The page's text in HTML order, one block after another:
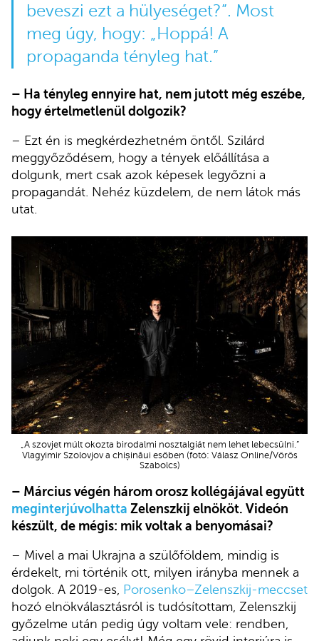
beveszi ezt a hülyeséget?”. Most
meg úgy, hogy: „Hoppá! A
propaganda tényleg hat.”
– Ha tényleg ennyire hat, nem jutott még eszébe,
hogy értelmetlenül dolgozik?
– Ezt én is megkérdezhetném öntől. Szilárd
meggyőződésem, hogy a tények előállítása a
dolgunk, mert csak azok képesek legyőzni a
propagandát. Nehéz küzdelem, de nem látok más
utat.
„A szovjet múlt okozta birodalmi nosztalgiát nem lehet lebecsülni.”
Vlagyimir Szolovjov a chișinăui esőben (fotó: Válasz Online/Vörös
Szabolcs)
– Március végén három orosz kollégájával együtt
meginterjúvolhatta Zelenszkij elnököt. Videón
készült, de mégis: mik voltak a benyomásai?
– Mivel a mai Ukrajna a szülőföldem, mindig is
érdekelt, mi történik ott, milyen irányba mennek a
dolgok. A 2019-es, Porosenko–Zelenszkij-meccset
hozó elnökválasztásról is tudósítottam, Zelenszkij
győzelme után pedig úgy voltam vele: rendben,